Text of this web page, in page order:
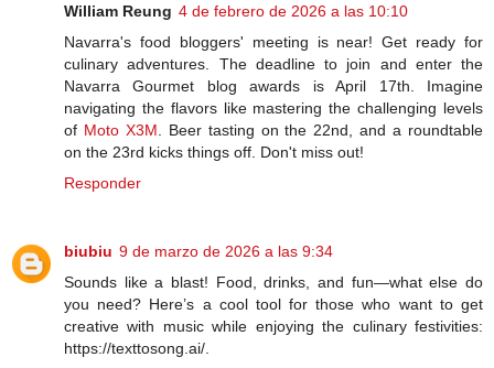
William Reung 4 de febrero de 2026 a las 10:10
Navarra's food bloggers' meeting is near! Get ready for
culinary adventures. The deadline to join and enter the
Navarra Gourmet blog awards is April 17th. Imagine
navigating the flavors like mastering the challenging levels
of Moto X3M . Beer tasting on the 22nd, and a roundtable
on the 23rd kicks things off. Don't miss out!
Responder
biubiu 9 de marzo de 2026 a las 9:34
Sounds like a blast! Food, drinks, and fun—what else do
you need? Here’s a cool tool for those who want to get
creative with music while enjoying the culinary festivities:
https://texttosong.ai/.